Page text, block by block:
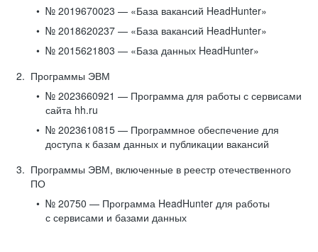
№ 2019670023 — «База вакансий HeadHunter»
№ 2018620237 — «База вакансий HeadHunter»
№ 2015621803 — «База данных HeadHunter»
Программы ЭВМ
№ 2023660921 — Программа для работы с сервисами
сайта hh.ru
№ 2023610815 — Программное обеспечение для
доступа к базам данных и публикации вакансий
Программы ЭВМ, включенные в реестр отечественного
ПО
№ 20750 — Программа HeadHunter для работы
с сервисами и базами данных